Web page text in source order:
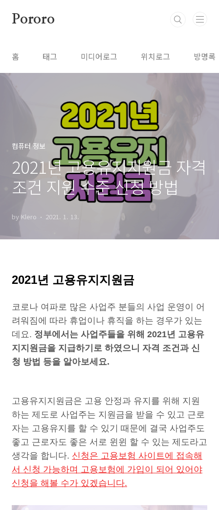
Pororo
홈 태그 미디어로그 위치로그 방명록
컴퓨터 정보
2021년 고용유지지원금 자격
조건 지원 수준 신청 방법
by Klero 2021. 1. 13.
2021년 고용유지지원금
코로나 여파로 많은 사업주 분들의 사업 운영이 어
려워짐에 따라 휴업이나 휴직을 하는 경우가 있는
데요. 정부에서는 사업주들을 위해 2021년 고용유
지지원금을 지급하기로 하였으니 자격 조건과 신
청 방법 등을 알아보세요.
고용유지지원금은 고용 안정과 유지를 위해 지원
하는 제도로 사업주는 지원금을 받을 수 있고 근로
자는 고용유지를 할 수 있기 때문에 결국 사업주도
좋고 근로자도 좋은 서로 윈윈 할 수 있는 제도라고
생각을 합니다. 신청은 고용보험 사이트에 접속해
서 신청 가능하며 고용보험에 가입이 되어 있어야
신청을 해볼 수가 있겠습니다.